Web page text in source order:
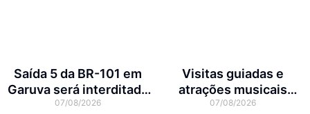
Saída 5 da BR-101 em
Garuva será interditada
por até 90 dias para obras
07/08/2026
Visitas guiadas e
atrações musicais
movimentam a agenda
07/08/2026